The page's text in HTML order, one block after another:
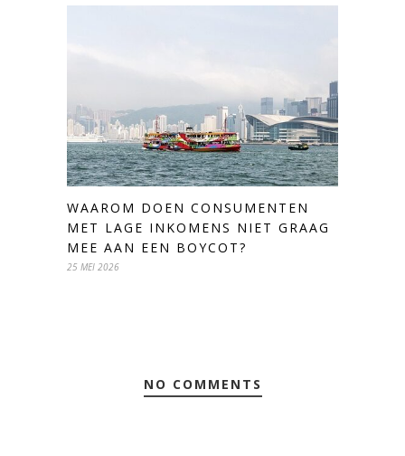
WAAROM DOEN CONSUMENTEN
MET LAGE INKOMENS NIET GRAAG
MEE AAN EEN BOYCOT?
25 MEI 2026
NO COMMENTS